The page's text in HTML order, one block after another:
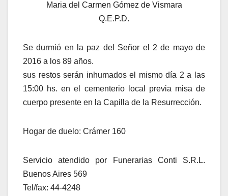
Maria del Carmen Gómez de Vismara
Q.E.P.D.
Se durmió en la paz del Señor el 2 de mayo de
2016 a los 89 años.
sus restos serán inhumados el mismo día 2 a las
15:00 hs. en el cementerio local previa misa de
cuerpo presente en la Capilla de la Resurrección.
Hogar de duelo: Crámer 160
Servicio atendido por Funerarias Conti S.R.L.
Buenos Aires 569
Tel/fax: 44-4248